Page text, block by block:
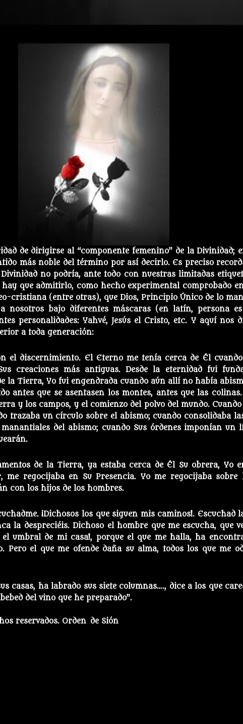
de dirigirse al “componente femenino” de la Divinidad;
más noble del término por así decirlo. Es preciso
no podría, ante todo con nuestras limitadas
que admitirlo, como hecho experimental comprobado
cristiana (entre otras), que Dios, Principio Único de lo
nosotros bajo diferentes máscaras (en latín, persona
personalidades: Yahvé, Jesús el Cristo, etc. Y aquí nos
a toda generación:
el discernimiento. El Eterno me tenía cerca de Él cuando
creaciones más antiguas. Desde la eternidad fui
la Tierra, Yo fui engendrada cuando aún allí no había
antes que se asentasen los montes, antes que las
y los campos, y el comienzo del polvo del mundo.
trazaba un círculo sobre el abismo; cuando consolidaba
del abismo; cuando Sus órdenesimponían un
de la Tierra, ya estaba cerca de Él Su obrera, Yo
me regocijaba en Su Presencia. Yo me regocijaba sobre
con los hijos de los hombres.
¡Dichosos los que siguen mis caminos!. Escuchad
la despreciéis. Dichoso el hombre que me escucha, que
el umbral de mi casa!, porque el que me halla, ha
Pero el que me ofende daña su alma, todos los que me
casas, ha labrado sus siete columnas…., dice a los que
del vino que he preparado”.
reservados. Orden de Sión